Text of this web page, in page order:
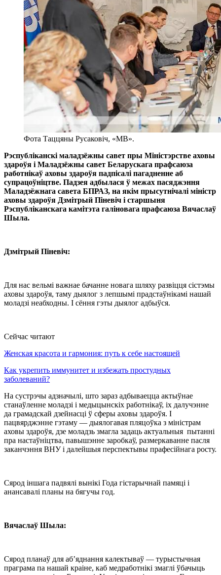
Фота Таццяны Русаковіч, «МВ».
Рэспубліканскі маладзёжны савет пры Міністэрстве аховы
здароўя і Маладзёжны савет Беларускага прафсаюза
работнікаў аховы здароўя падпісалі пагадненне аб
супрацоўніцтве. Падзея адбылася ў межах пасяджэння
Маладзёжнага савета БПРАЗ, на якім прысутнічалі міністр
аховы здароўя Дзмітрый Піневіч і старшыня
Рэспубліканскага камітэта галіновага прафсаюза Вячаслаў
Шыла.
Дзмітрый Піневіч:
Для нас вельмі важнае бачанне новага шляху развіцця сістэмы
аховы здароўя, таму дыялог з лепшымі прадстаўнікамі нашай
моладзі неабходны. І сёння гэты дыялог адбыўся.
Сейчас читают
Женская красота и гармония: путь к себе настоящей
Как укрепить иммунитет и избежать простудных
заболеваний?
На сустрэчы адзначылі, што зараз адбываецца актыўнае
станаўленне моладзі і медыцынскіх работнікаў, іх далучэнне
да грамадскай дзейнасці ў сферы аховы здароўя. І
пацвярджэнне гэтаму — дыялогавая пляцоўка з міністрам
аховы здароўя, дзе моладзь змагла задаць актуальныя пытанні
пра настаўніцтва, павышэнне заробкаў, размеркаванне пасля
заканчэння ВНУ і далейшыя перспектывы прафесійнага росту.
Сярод іншага падвялі вынікі Года гістарычнай памяці і
анансавалі планы на бягучы год.
Вячаслаў Шыла:
Сярод планаў для аб’яднання калектываў — турыстычная
праграма па нашай краіне, каб медработнікі змаглі ўбачыць